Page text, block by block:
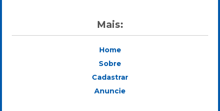
Mais:
Home
Sobre
Cadastrar
Anuncie